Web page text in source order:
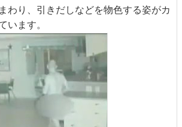
わり、引きだしなどを物色する姿がカ
います。